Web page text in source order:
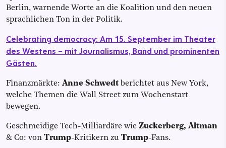
Berlin, warnende Worte an die Koalition und den neuen
sprachlichen Ton in der Politik.
Celebrating democracy: Am 15. September im Theater
des Westens – mit Journalismus, Band und prominenten
Gästen.
Finanzmärkte: Anne Schwedt berichtet aus New York,
welche Themen die Wall Street zum Wochenstart
bewegen.
Geschmeidige Tech-Milliardäre wie Zuckerberg, Altman
& Co: von Trump-Kritikern zu Trump-Fans.